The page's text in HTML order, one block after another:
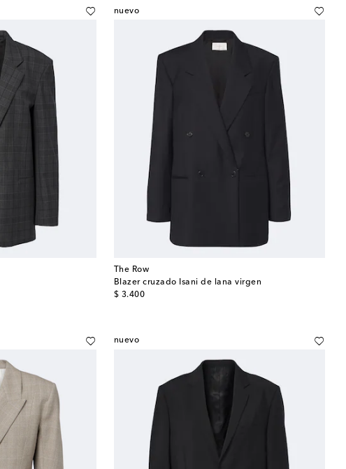
nuevo
The Row
Blazer cruzado Isani de lana virgen
$ 3.400
original price
nuevo